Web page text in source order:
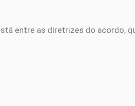
entre as diretrizes do acordo,